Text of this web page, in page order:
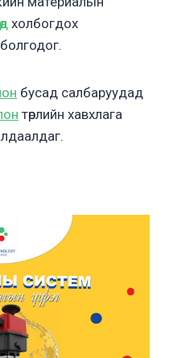
холбогдох
бусад салбаруудад
төрлийн хавхлага